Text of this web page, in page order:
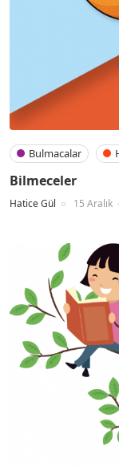
Bulmacalar
Bilmeceler
Hatice Gül 15 Aralık